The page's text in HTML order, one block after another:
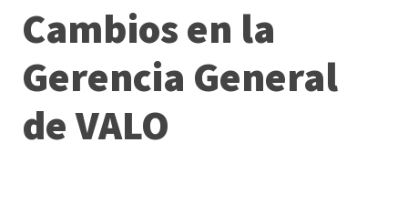
Cambios en la
Gerencia General
de VALO